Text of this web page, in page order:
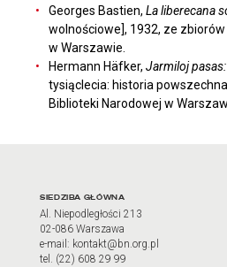
Georges Bastien, La liberecana
wolnościowe], 1932, ze
w Warszawie.
Hermann Häfker, Jarmiloj
tysiąclecia: historia
Biblioteki Narodowej w
Adres oraz
SIEDZIBA GŁÓWNA
Al. Niepodległości 213
02-086 Warszawa
e-mail: kontakt@bn.org.pl
tel. (22) 608 29 99